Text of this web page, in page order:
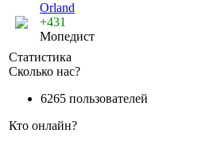
Orland
+431
Мопедист
Статистика
Сколько нас?
6265 пользователей
Кто онлайн?